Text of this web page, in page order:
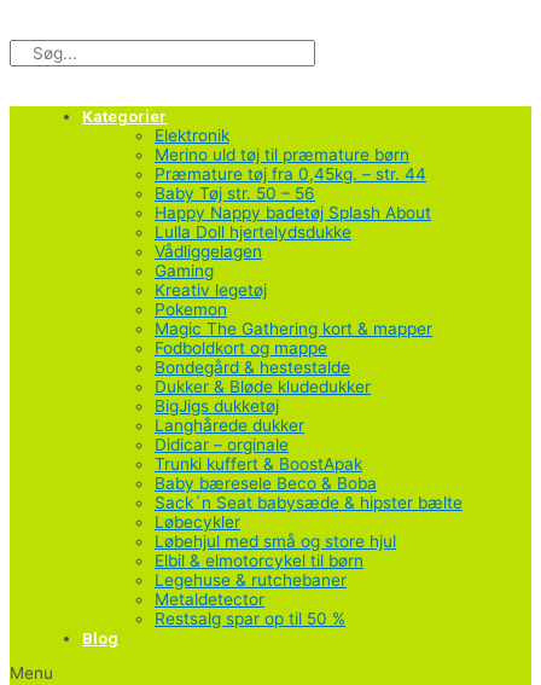
til
indholdet
Kategorier
Elektronik
Merino uld tøj til præmature børn
Præmature tøj fra 0,45kg. – str. 44
Baby Tøj str. 50 – 56
Happy Nappy badetøj Splash About
Lulla Doll hjertelydsdukke
Vådliggelagen
Gaming
Kreativ legetøj
Pokemon
Magic The Gathering kort & mapper
Fodboldkort og mappe
Bondegård & hestestalde
Dukker & Bløde kludedukker
BigJigs dukketøj
Langhårede dukker
Didicar – orginale
Trunki kuffert & BoostApak
Baby bæresele Beco & Boba
Sack´n Seat babysæde & hipster bælte
Løbecykler
Løbehjul med små og store hjul
Elbil & elmotorcykel til børn
Legehuse & rutchebaner
Metaldetector
Restsalg spar op til 50 %
Blog
Menu